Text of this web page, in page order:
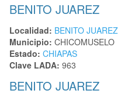
BENITO JUAREZ
Localidad: BENITO JUAREZ
Municipio: CHICOMUSELO
Estado: CHIAPAS
Clave LADA: 963
BENITO JUAREZ